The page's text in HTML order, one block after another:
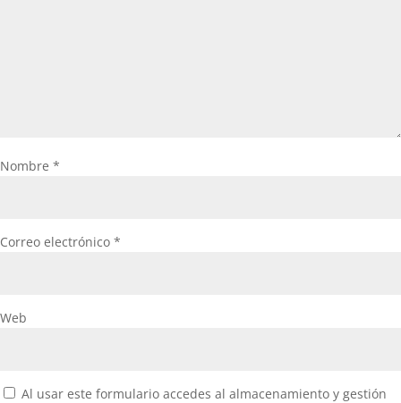
Nombre *
Correo electrónico *
Web
Al usar este formulario accedes al almacenamiento y gestión